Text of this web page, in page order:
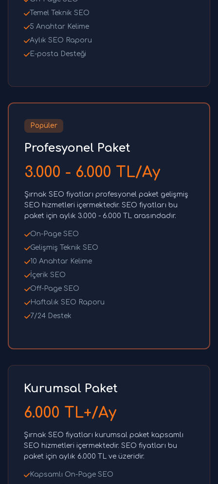
Temel Teknik SEO
5 Anahtar Kelime
Aylık SEO Raporu
E-posta Desteği
Popüler
Profesyonel Paket
3.000 - 6.000 TL/Ay
Şırnak SEO fiyatları profesyonel paket gelişmiş
SEO hizmetleri içermektedir. SEO fiyatları bu
paket için aylık 3.000 - 6.000 TL arasındadır.
On-Page SEO
Gelişmiş Teknik SEO
10 Anahtar Kelime
İçerik SEO
Off-Page SEO
Haftalık SEO Raporu
7/24 Destek
Kurumsal Paket
6.000 TL+/Ay
Şırnak SEO fiyatları kurumsal paket kapsamlı
SEO hizmetleri içermektedir. SEO fiyatları bu
paket için aylık 6.000 TL ve üzeridir.
Kapsamlı On-Page SEO